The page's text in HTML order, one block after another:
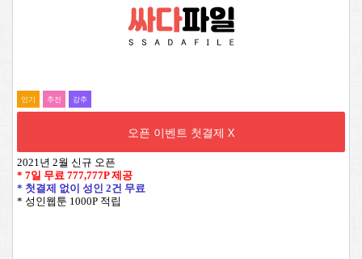
인기 추전 강추
오픈 이벤트 첫결제 X
2021년 2월 신규 오픈
* 7일 무료 777,777P제공
* 첫결제 없이 성인 2건 무료
* 성인웹툰 1000P 적립